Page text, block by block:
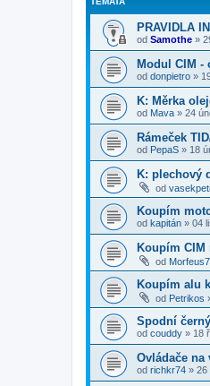
PRAVIDLA
od Samothe »
Modul CIM -
od donpietro »
K: Měrka
od Mava » 24
Rámeček
od PepaS » 18
K: plechový
od
Koupím
od kapitán » 04
Koupím CIM
od
Koupím alu
od Petrikos
Spodní
od couddy » 18
Ovládače na
od richkr74 » 26